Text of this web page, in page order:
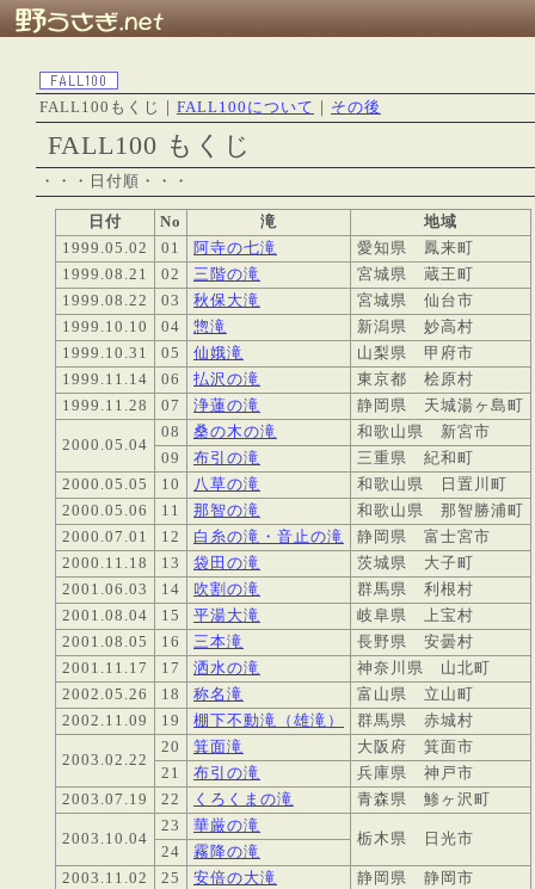
FALL100もくじ｜ FALL100について その後
FALL100 もくじ
・・・日付順・・・
日付 No 滝
地域
1999.05.02
01 阿寺の七滝
愛知県 鳳来町
1999.08.21
02 三階の滝
宮城県 蔵王町
1999.08.22
03 秋保大滝
宮城県 仙台市
1999.10.10
04 惣滝
新潟県 妙高村
1999.10.31
05 仙娥滝
山梨県 甲府市
1999.11.14
06 払沢の滝
東京都 桧原村
1999.11.28
07 浄蓮の滝 静岡県 天城湯ヶ島町
2000.05.04
08 桑の木の滝
和歌山県 新宮市
09
布引の滝
三重県 紀和町
2000.05.05
10 八草の滝
和歌山県 日置川町
2000.05.06
11 那智の滝
和歌山県 那智勝浦町
2000.07.01
12 白糸の滝・音止の滝
静岡県 富士宮市
2000.11.18
13 袋田の滝
茨城県 大子町
2001.06.03
14 吹割の滝
群馬県 利根村
2001.08.04
15 平湯大滝
岐阜県 上宝村
2001.08.05
16 三本滝
長野県 安曇村
2001.11.17
17 洒水の滝
神奈川県 山北町
2002.05.26
18 称名滝
富山県 立山町
2002.11.09
19 棚下不動滝（雄滝） 群馬県 赤城村
2003.02.22
20 箕面滝
大阪府 箕面市
21
布引の滝
兵庫県 神戸市
2003.07.19
22 くろくまの滝 青森県 鯵ヶ沢町
2003.10.04
23 華厳の滝
栃木県 日光市
24
霧降の滝
2003.11.02
25 安倍の大滝
静岡県 静岡市